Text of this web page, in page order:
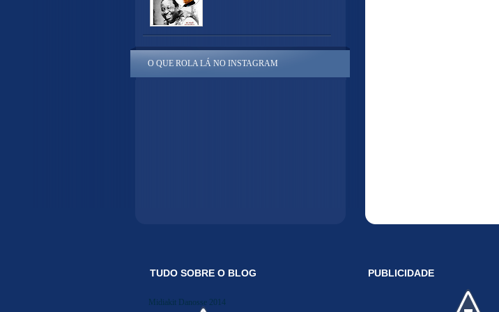
O QUE ROLA LÁ NO INSTAGRAM
TUDO SOBRE O BLOG
Midiakit Danosse 2014
PUBLICIDADE